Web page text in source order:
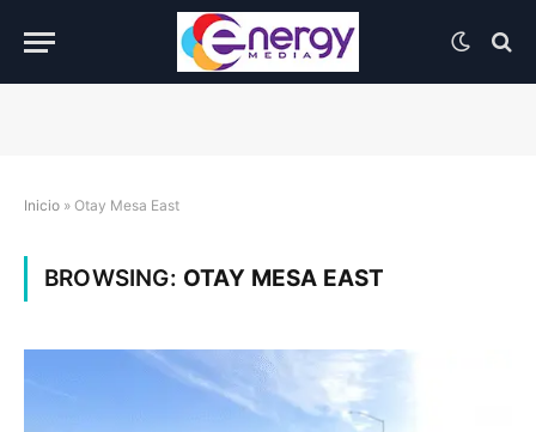
Inicio » Otay Mesa East
BROWSING: OTAY MESA EAST